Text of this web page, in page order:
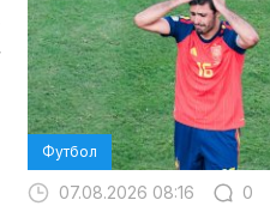
Футбол
07.08.2026 08:16 0